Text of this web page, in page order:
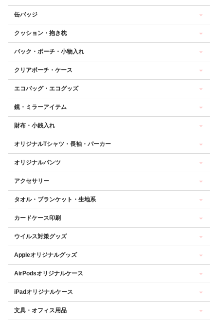
缶バッジ
クッション・抱き枕
バック・ポーチ・小物入れ
クリアポーチ・ケース
エコバッグ・エコグッズ
鏡・ミラーアイテム
財布・小銭入れ
オリジナルTシャツ・長袖・パーカー
オリジナルパンツ
アクセサリー
タオル・ブランケット・生地系
カードケース印刷
ウイルス対策グッズ
Appleオリジナルグッズ
AirPodsオリジナルケース
iPadオリジナルケース
文具・オフィス用品